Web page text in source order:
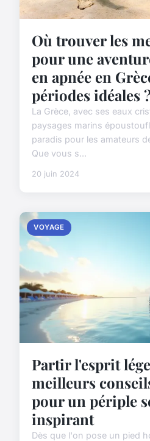
Où trouver les
pour une
en apnée en
périodes idéales
La Grèce, avec ses eaux
paysages marins
paradis pour les amateurs
Que vous s...
20 juin 2024
VOYAGE
Partir l'esprit
meilleurs
pour un périple
inspirant
Dès que l'on pose un pied